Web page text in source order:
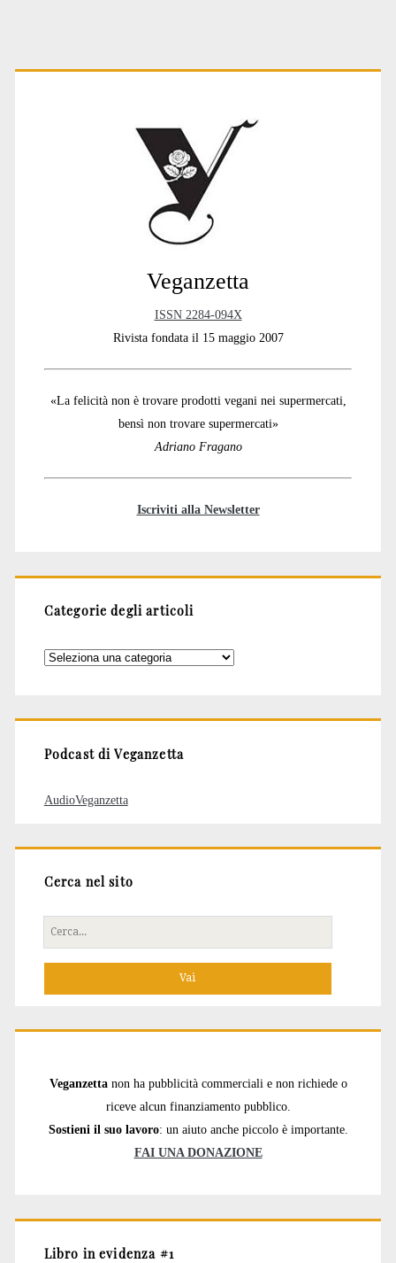
Primary
Veganzetta
ISSN 2284-094X
Rivista fondata il 15 maggio 2007
«La felicità non è trovare prodotti vegani nei supermercati,
bensì non trovare supermercati»
Adriano Fragano
Iscriviti alla Newsletter
Categorie degli articoli
Categorie
Podcast di Veganzetta
AudioVeganzetta
Cerca nel sito
Cerca
per:
Veganzetta non ha pubblicità commerciali e non richiede o
riceve alcun finanziamento pubblico.
Sostieni il suo lavoro: un aiuto anche piccolo è importante.
FAI UNA DONAZIONE
Libro in evidenza #1